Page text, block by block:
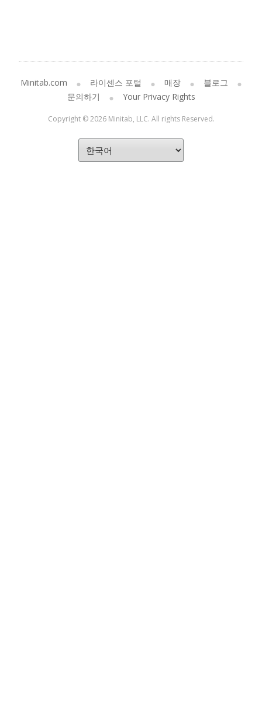
Minitab.com 라이센스 포털 매장
블로그
문의하기
Your Privacy Rights
Copyright © 2026 Minitab, LLC. All rights Reserved.